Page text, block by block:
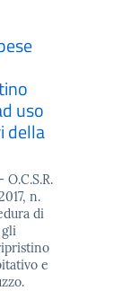
uso
della
n.
di
gli
e